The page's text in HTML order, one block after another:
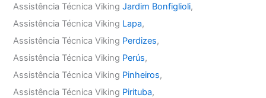
Assistência Técnica VikingJardim Bonfiglioli,
Assistência Técnica Viking Lapa,
Assistência Técnica Viking Perdizes,
Assistência Técnica Viking Perús,
Assistência Técnica Viking Pinheiros,
Assistência Técnica Viking Pirituba,